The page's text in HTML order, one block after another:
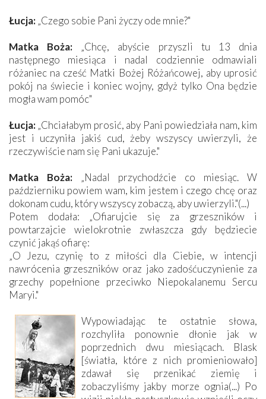
Łucja: „Czego sobie Pani życzy ode mnie?"
Matka Boża: „Chcę, abyście przyszli tu 13 dnia
następnego miesiąca i nadal codziennie odmawiali
różaniec na cześć Matki Bożej Różańcowej, aby uprosić
pokój na świecie i koniec wojny, gdyż tylko Ona będzie
mogła wam pomóc"
Łucja: „Chciałabym prosić, aby Pani powiedziała nam, kim
jest i uczyniła jakiś cud, żeby wszyscy uwierzyli, że
rzeczywiście nam się Pani ukazuje."
Matka Boża: „Nadal przychodźcie co miesiąc. W
październiku powiem wam, kim jestem i czego chcę oraz
dokonam cudu, który wszyscy zobaczą, aby uwierzyli."(...)
Potem dodała: „Ofiarujcie się za grzeszników i
powtarzajcie wielokrotnie zwłaszcza gdy będziecie
czynić jakąś ofiarę:
„O Jezu, czynię to z miłości dla Ciebie, w intencji
nawrócenia grzeszników oraz jako zadośćuczynienie za
grzechy popełnione przeciwko Niepokalanemu Sercu
Maryi."
Wypowiadając te ostatnie słowa,
rozchyliła ponownie dłonie jak w
poprzednich dwu miesiącach. Blask
[światła, które z nich promieniowało]
zdawał się przenikać ziemię i
zobaczyliśmy jakby morze ognia(...) Po